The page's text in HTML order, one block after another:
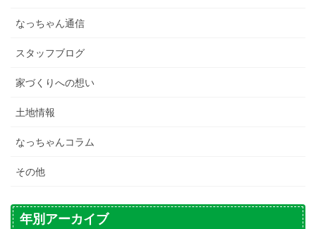
なっちゃん通信
スタッフブログ
家づくりへの想い
土地情報
なっちゃんコラム
その他
年別アーカイブ